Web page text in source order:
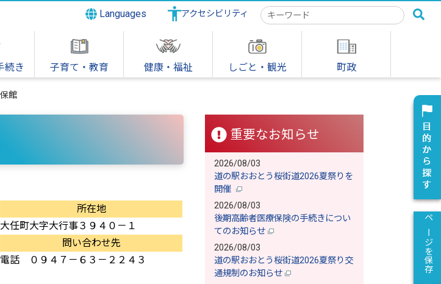
Languages アクセシビリティ
検
索
キ
ー
ワ
ー
続き 子育て・教育 健康・福祉 しごと・観光 町政
館
所在地
大任町大字大行事３９４０－１
問い合わせ先
電話 ０９４７－６３－２２４３
重要なお知らせ
2026/08/03
道の駅おおとう桜街道2026夏祭りを
開催
2026/08/03
後期高齢者医療保険の手続きについ
てのお知らせ
2026/08/03
道の駅おおとう桜街道2026夏祭り交
通規制のお知らせ
ページを保存